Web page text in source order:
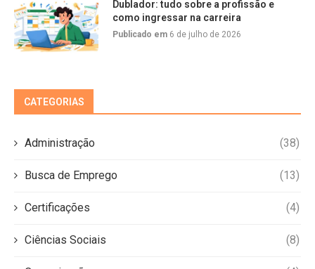
Dublador: tudo sobre a profissão e
como ingressar na carreira
Publicado em 6 de julho de 2026
CATEGORIAS
Administração (38)
Busca de Emprego (13)
Certificações (4)
Ciências Sociais (8)